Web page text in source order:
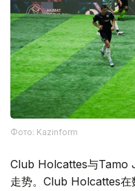
Фото: Kazinform
Club Holcattes与Tamo
走势。Club Holcattes在